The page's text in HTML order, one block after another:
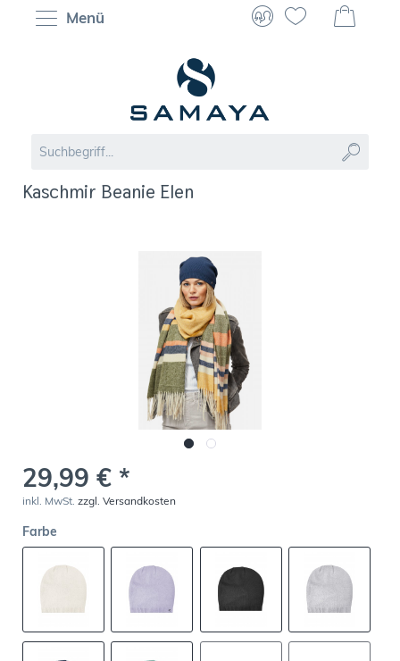
Menü
Kaschmir Beanie Elen
29,99 € *
inkl. MwSt. zzgl. Versandkosten
Farbe